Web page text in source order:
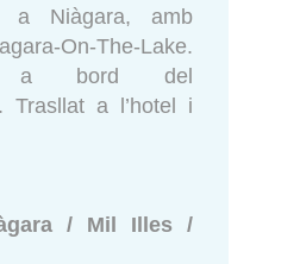
a Niàgara, amb
On-The-Lake.
a bord del
Trasllat a l’hotel i
/ Mil Illes /